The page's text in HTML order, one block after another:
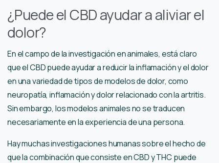
¿Puede el CBD ayudar a aliviar el
dolor?
En el campo de la investigación en animales, está claro
que el CBD puede ayudar a reducir la inflamación y el dolor
en una variedad de tipos de modelos de dolor, como
neuropatía, inflamación y dolor relacionado con la artritis.
Sin embargo, los modelos animales no se traducen
necesariamente en la experiencia de una persona.
Hay muchas investigaciones humanas sobre el hecho de
que la combinación que consiste en CBD y THC puede